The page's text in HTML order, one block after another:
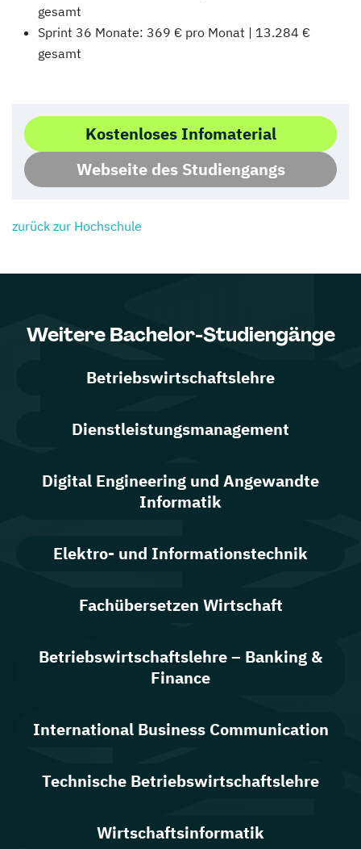
gesamt
Sprint 36 Monate: 369 € pro Monat | 13.284 €
gesamt
Kostenloses Infomaterial
Webseite des Studiengangs
zurück zur Hochschule
Weitere Bachelor-Studiengänge
Betriebswirtschaftslehre
Dienstleistungsmanagement
Digital Engineering und Angewandte
Informatik
Elektro- und Informationstechnik
Fachübersetzen Wirtschaft
Betriebswirtschaftslehre – Banking &
Finance
International Business Communication
Technische Betriebswirtschaftslehre
Wirtschaftsinformatik